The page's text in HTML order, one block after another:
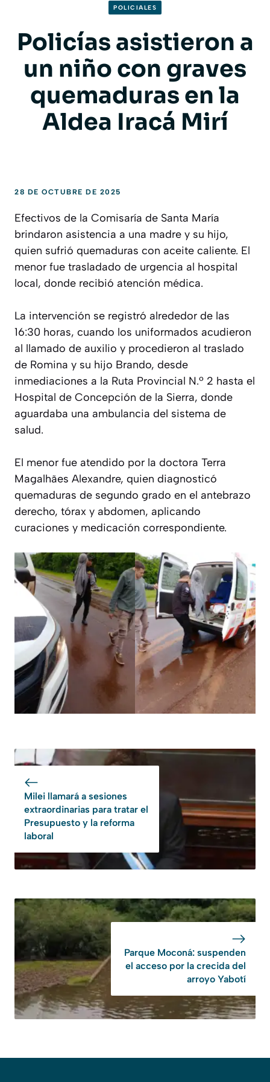
POLICIALES
Policías asistieron a
un niño con graves
quemaduras en la
Aldea Iracá Mirí
28 DE OCTUBRE DE 2025
Efectivos de la Comisaría de Santa María
brindaron asistencia a una madre y su hijo,
quien sufrió quemaduras con aceite caliente. El
menor fue trasladado de urgencia al hospital
local, donde recibió atención médica.
La intervención se registró alrededor de las
16:30 horas, cuando los uniformados acudieron
al llamado de auxilio y procedieron al traslado
de Romina y su hijo Brando, desde
inmediaciones a la Ruta Provincial N.º 2 hasta el
Hospital de Concepción de la Sierra, donde
aguardaba una ambulancia del sistema de
salud.
El menor fue atendido por la doctora Terra
Magalhães Alexandre, quien diagnosticó
quemaduras de segundo grado en el antebrazo
derecho, tórax y abdomen, aplicando
curaciones y medicación correspondiente.
Milei llamará a sesiones
extraordinarias para tratar el
Presupuesto y la reforma
laboral
Parque Moconá: suspenden
el acceso por la crecida del
arroyo Yabotí